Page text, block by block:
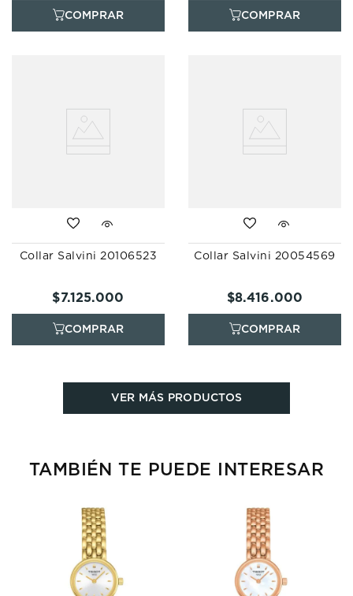
Collar Salvini 20106523
$7.125.000
Collar Salvini 20054569
$8.416.000
VER MÁS PRODUCTOS
TAMBIÉN TE PUEDE INTERESAR